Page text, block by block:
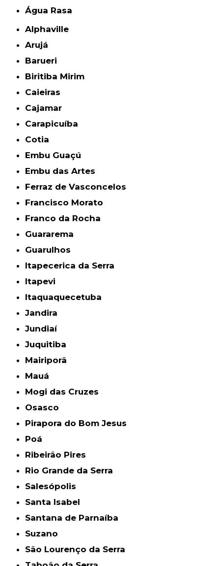
Água Rasa
Alphaville
Arujá
Barueri
Biritiba Mirim
Caieiras
Cajamar
Carapicuíba
Cotia
Embu Guaçú
Embu das Artes
Ferraz de Vasconcelos
Francisco Morato
Franco da Rocha
Guararema
Guarulhos
Itapecerica da Serra
Itapevi
Itaquaquecetuba
Jandira
Jundiaí
Juquitiba
Mairiporã
Mauá
Mogi das Cruzes
Osasco
Pirapora do Bom Jesus
Poá
Ribeirão Pires
Rio Grande da Serra
Salesópolis
Santa Isabel
Santana de Parnaíba
Suzano
São Lourenço da Serra